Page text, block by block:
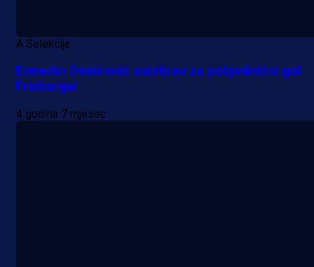
A Selekcija
Ermedin Demirović asistirao za pobjednični gol
Freiburga!
4 godina 7 mjesec